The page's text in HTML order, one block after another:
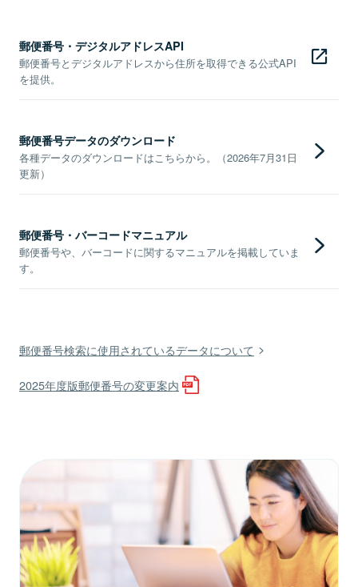
郵便番号・デジタルアドレスAPI
郵便番号とデジタルアドレスから住所を取得できる公式API
を提供。
郵便番号データのダウンロード
各種データのダウンロードはこちらから。（2026年7月31日
更新）
郵便番号・バーコードマニュアル
郵便番号や、バーコードに関するマニュアルを掲載していま
す。
郵便番号検索に使用されているデータについて
2025年度版郵便番号の変更案内